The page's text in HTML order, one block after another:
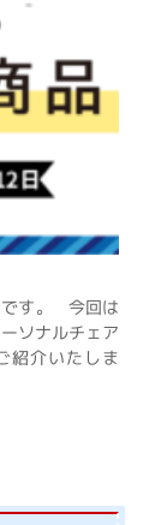
です。 今回は
ソナルチェア
紹介いたしま